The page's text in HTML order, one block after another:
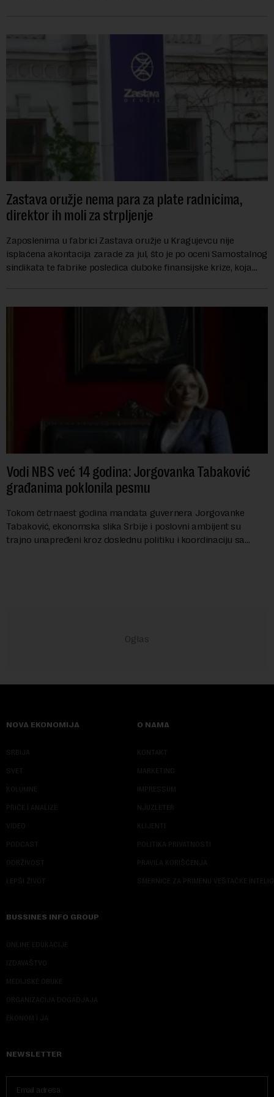
Zastava oružje nema para za plate radnicima,
direktor ih moli za strpljenje
Zaposlenima u fabrici Zastava oružje u Kragujevcu nije
isplaćena akontacija zarade za jul, što je po oceni Samostalnog
sindikata te fabrike posledica duboke finansijske krize, koja
Vodi NBS već 14 godina: Jorgovanka Tabaković
građanima poklonila pesmu
Tokom četrnaest godina mandata guvernera Jorgovanke
Tabaković, ekonomska slika Srbije i poslovni ambijent su
trajno unapređeni kroz doslednu politiku i koordinaciju sa
NOVA EKONOMIJA
SRBIJA
SVET
KOLUMNE
PRIČE I ANALIZE
VIDEO
PODCAST
ODRŽIVOST
LEPŠI ŽIVOT
O NAMA
KONTAKT
MARKETING
IMPRESSUM
NJUZLETER
KLIJENTI
POLITIKA PRIVATNOSTI
PRAVILA KORIŠĆENJA
SMERNICE ZA PRIMENU VEŠTAČKE
BUSSINES INFO GROUP
ONLINE EDUKACIJE
IZDAVAŠTVO
MEDIJSKE OBUKE
ORGANIZACIJA DOGADJAJA
EKONOM I JA
NEWSLETTER